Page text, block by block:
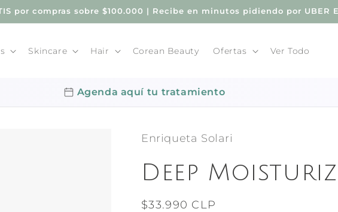
por compras sobre $100.000 | Recibe en minutos pidiendo por UBER
Skincare Hair Corean Beauty Ofertas Ver Todo
Agenda aquí tu tratamiento
Enriqueta Solari
Deep
Precio
$33.990 CLP